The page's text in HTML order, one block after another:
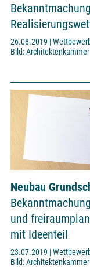
26.08.2019 |
Bild:
Neubau
und
mit Ideenteil
23.07.2019 |
Bild: